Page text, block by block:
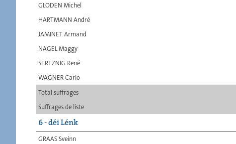
Total suffrages
Suffrages de liste
GLODEN Michel
HARTMANN André
JAMINET Armand
NAGEL Maggy
SERTZNIG René
WAGNER Carlo
6 - déi Lénk
GRAAS Sveinn